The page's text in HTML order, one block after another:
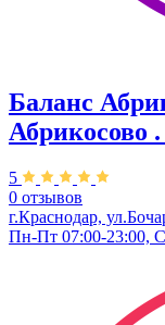
Баланс
Абрикосово
5
0 отзывов
г.Краснодар,
Пн-Пт 07:00-23:00,